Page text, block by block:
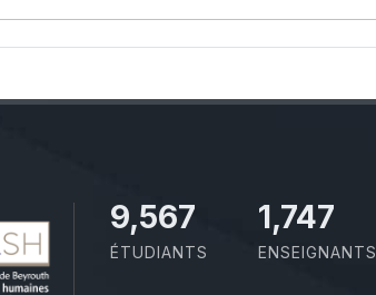
11,110
ÉTUDIANTS
2,029
ENSEIGNANTS